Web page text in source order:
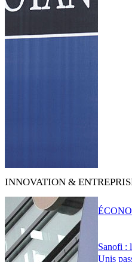
INNOVATION &
Sanofi :
Unis